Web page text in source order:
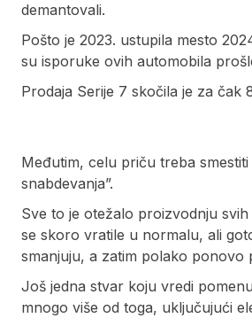
demantovali.
Pošto je 2023. ustupila mesto
su isporuke ovih automobila
Prodaja Serije 7 skočila je za čak
Međutim, celu priču treba
snabdevanja”.
Sve to je otežalo proizvodnju
se skoro vratile u normalu, ali
smanjuju, a zatim polako ponovo
Još jedna stvar koju vredi
mnogo više od toga, uključujući